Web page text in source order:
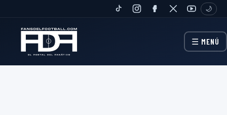
TIKTOKINSTAGRAMFANPAGETWITTERYOUTUBE
🌙
☰ MENÚ